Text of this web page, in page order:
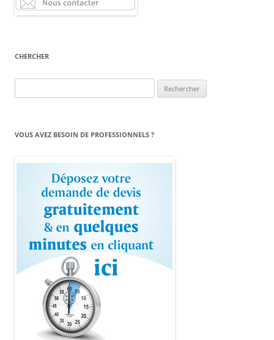
CHERCHER
VOUS AVEZ BESOIN DE PROFESSIONNELS ?